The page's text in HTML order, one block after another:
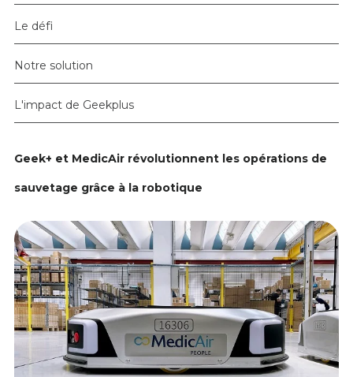
Le défi
Notre solution
L'impact de Geekplus
Geek+ et MedicAir révolutionnent les opérations de
sauvetage grâce à la robotique